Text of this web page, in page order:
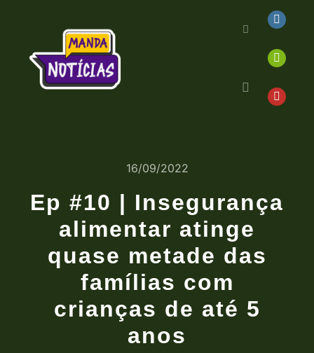
16/09/2022
Ep #10 | Insegurança
alimentar atinge
quase metade das
famílias com
crianças de até 5
anos